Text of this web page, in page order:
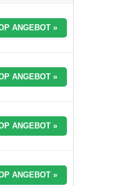
ANGEBOT »
ANGEBOT »
ANGEBOT »
ANGEBOT »